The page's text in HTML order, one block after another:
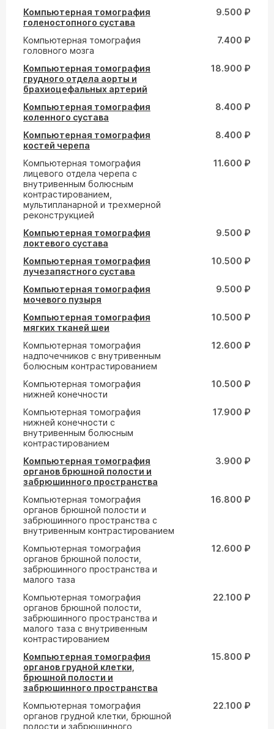
Компьютерная томография
голеностопного сустава
9.500 ₽
Компьютерная томография
головного мозга
7.400 ₽
Компьютерная томография
грудного отдела аорты и
брахиоцефальных артерий
18.900 ₽
Компьютерная томография
коленного сустава
8.400 ₽
Компьютерная томография
костей черепа
8.400 ₽
Компьютерная томография
лицевого отдела черепа с
внутривенным болюсным
контрастированием,
мультипланарной и трехмерной
реконструкцией
11.600 ₽
Компьютерная томография
локтевого сустава
9.500 ₽
Компьютерная томография
лучезапястного сустава
10.500 ₽
Компьютерная томография
мочевого пузыря
9.500 ₽
Компьютерная томография
мягких тканей шеи
10.500 ₽
Компьютерная томография
надпочечников с внутривенным
болюсным контрастированием
12.600 ₽
Компьютерная томография
нижней конечности
10.500 ₽
Компьютерная томография
нижней конечности с
внутривенным болюсным
контрастированием
17.900 ₽
Компьютерная томография
органов брюшной полости и
забрюшинного пространства
3.900 ₽
Компьютерная томография
органов брюшной полости и
забрюшинного пространства с
внутривенным контрастированием
16.800 ₽
Компьютерная томография
органов брюшной полости,
забрюшинного пространства и
малого таза
12.600 ₽
Компьютерная томография
органов брюшной полости,
забрюшинного пространства и
малого таза с внутривенным
контрастированием
22.100 ₽
Компьютерная томография
органов грудной клетки,
брюшной полости и
забрюшинного пространства
15.800 ₽
Компьютерная томография
органов грудной клетки, брюшной
полости и забрюшинного
22.100 ₽